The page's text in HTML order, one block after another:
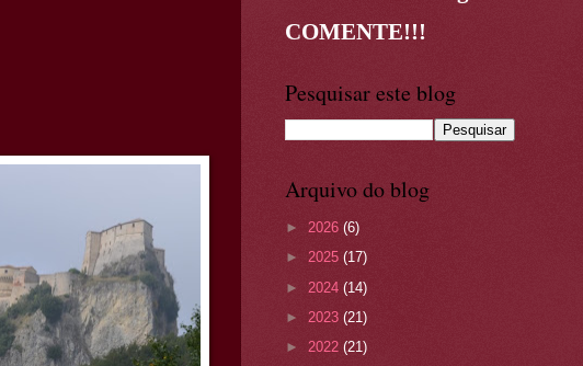
COMENTE!!!
Pesquisar este blog
Arquivo do blog
► 2026 (6)
► 2025 (17)
► 2024 (14)
► 2023 (21)
► 2022 (21)